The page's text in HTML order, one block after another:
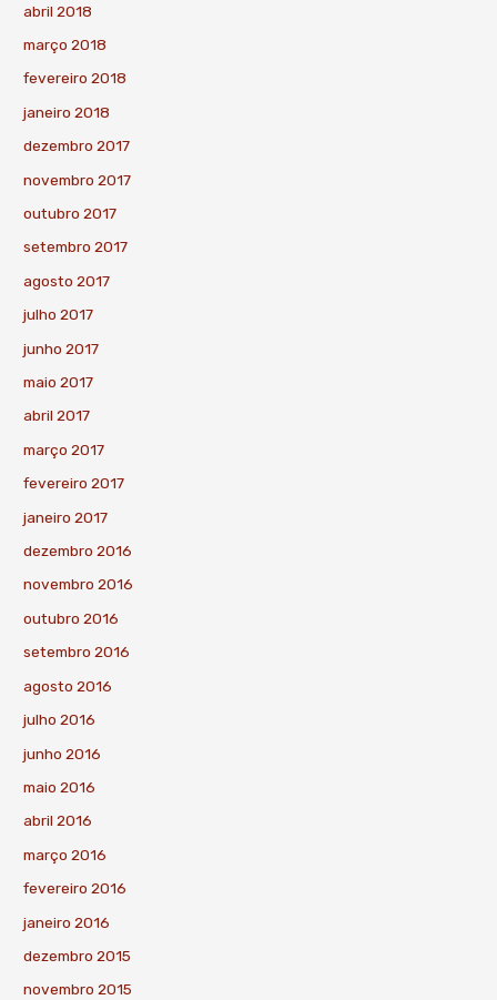
abril 2018
março 2018
fevereiro 2018
janeiro 2018
dezembro 2017
novembro 2017
outubro 2017
setembro 2017
agosto 2017
julho 2017
junho 2017
maio 2017
abril 2017
março 2017
fevereiro 2017
janeiro 2017
dezembro 2016
novembro 2016
outubro 2016
setembro 2016
agosto 2016
julho 2016
junho 2016
maio 2016
abril 2016
março 2016
fevereiro 2016
janeiro 2016
dezembro 2015
novembro 2015